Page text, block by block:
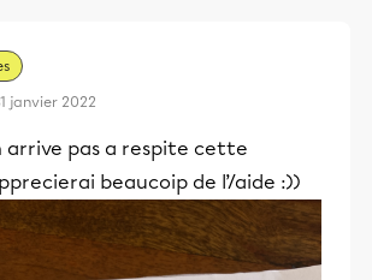
janvier 2022
arrive pas a respite cette
beaucoip de l’/aide :))